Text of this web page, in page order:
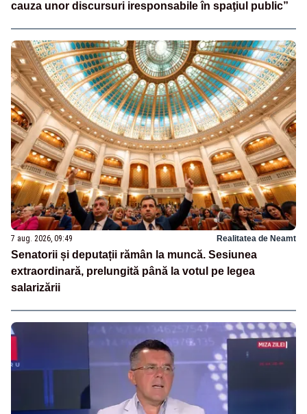
cauza unor discursuri iresponsabile în spaţiul public”
7 aug. 2026, 09:49 Realitatea de Neamt
Senatorii și deputații rămân la muncă. Sesiunea
extraordinară, prelungită până la votul pe legea
salarizării